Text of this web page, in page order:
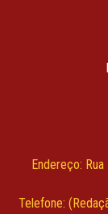
Endereço:
Telefone: